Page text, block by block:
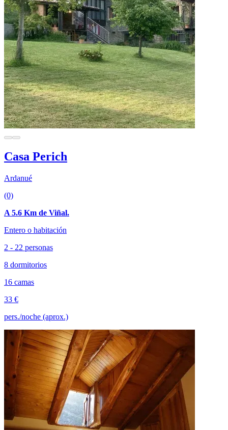
Casa Perich
Ardanué
(0)
A 5.6 Km de Viñal.
Entero o habitación
2 - 22 personas
8 dormitorios
16 camas
33 €
pers./noche (aprox.)